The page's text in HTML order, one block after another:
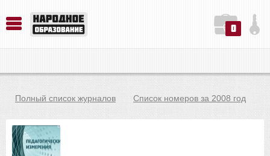
0
Полный список журналов Список номеров за 2008 год